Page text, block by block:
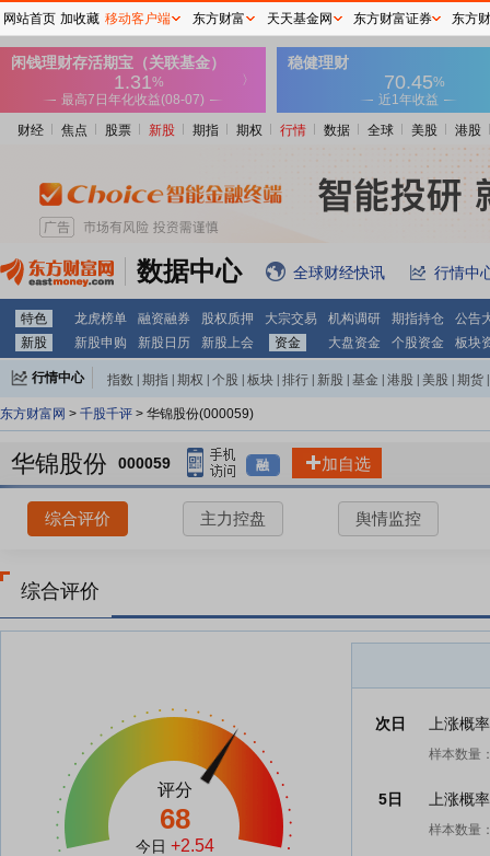
财经 焦点 股票 新股 期指 期权 行情 数据 全球 美股 港股
数据中心 全球财经快讯 行情中
特色 龙虎榜单 融资融券 股权质押 大宗交易 机构调研 期指持仓
公告
新股
新股申购 新股日历 新股上会 资金 大盘资金 个股资金 板块
行情中心 指数 期指 期权 个股 板块 排行 新股 基金 港股 美股 期货
东方财富网 > 千股千评 > 华锦股份(000059)
华锦股份 000059 融 加自选
综合评价 主力控盘 舆情监控
综合评价
评分
68
今日 +2.54
次日 上涨概
样本数量
5日 上涨概
样本数量
网站首页 加收藏 移动客户端 东方财富 天天基金网 东方财富证券 东方